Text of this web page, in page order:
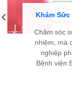
Khám
Chăm sóc
nhiệm, mà
nghiệp
Bệnh viện